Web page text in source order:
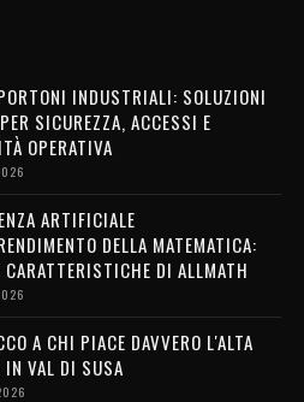
INDUSTRIALI: SOLUZIONI
SICUREZZA, ACCESSI E
OPERATIVA
ARTIFICIALE
DELLA MATEMATICA:
DI ALLMATH
A CHI PIACE DAVVERO L'ALTA
IN VAL DI SUSA